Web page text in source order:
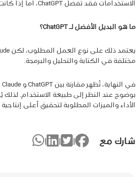
الاستخدامات فقد تفضل ChatGPT، أما إذا كانت أولويتك معالجة المستندات الكبيرة فقد يكون Claude خيارًا مناسبًا.
ما هو البديل الأفضل لـ ChatGPT؟
مختلفة في الكتابة والتحليل والبرمجة.
بوضوح عند النظر إلى طبيعة الاستخدام. لذلك
الأداء والميزات المطلوبة لتحقيق أعلى
شارك مع